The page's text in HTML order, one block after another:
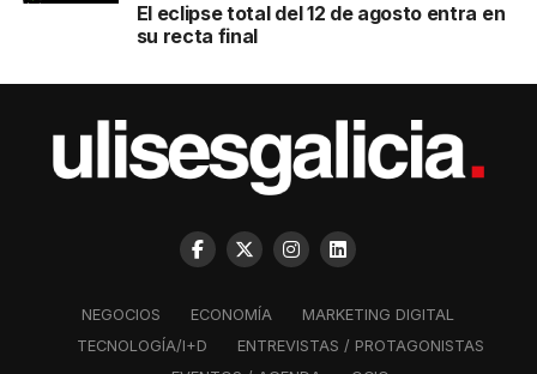
El eclipse total del 12 de agosto entra en
su recta final
NEGOCIOS ECONOMÍA
MARKETING DIGITAL
TECNOLOGÍA/I+D
ENTREVISTAS / PROTAGONISTAS